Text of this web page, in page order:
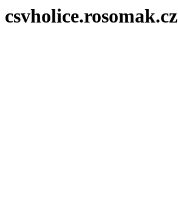
csvholice.rosomak.cz